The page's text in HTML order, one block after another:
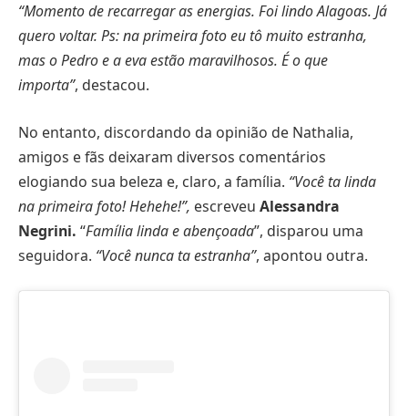
“Momento de recarregar as energias. Foi lindo Alagoas. Já
quero voltar. Ps: na primeira foto eu tô muito estranha,
mas o Pedro e a eva estão maravilhosos. É o que
importa”, destacou.
No entanto, discordando da opinião de Nathalia,
amigos e fãs deixaram diversos comentários
elogiando sua beleza e, claro, a família. “Você ta linda
na primeira foto! Hehehe!”, escreveu Alessandra
Negrini. “Família linda e abençoada”, disparou uma
seguidora. “Você nunca ta estranha”, apontou outra.